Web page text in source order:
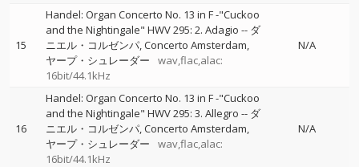
15
Handel: Organ Concerto No. 13 in F -"Cuckoo
and the Nightingale" HWV 295: 2. Adagio -- ダ
ニエル・コルゼンパ Concerto Amsterdam
ヤープ・シュレーダー
wav,flac,alac:
16bit/44.1kHz
N/A
16
Handel: Organ Concerto No. 13 in F -"Cuckoo
and the Nightingale" HWV 295: 3. Allegro -- ダ
ニエル・コルゼンパ Concerto Amsterdam
ヤープ・シュレーダー
wav,flac,alac:
16bit/44.1kHz
N/A